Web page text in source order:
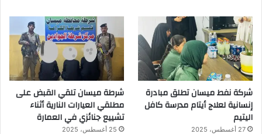
شركة نفط ميسان تطلق مبادرة
إنسانية لعلاج أيتام مدرسة كافل
اليتيم
27 أغسطس، 2025
شرطة ميسان تلقي القبض على
مطلقي العيارات النارية أثناء
تشييع جنائزي في العمارة
25 أغسطس، 2025